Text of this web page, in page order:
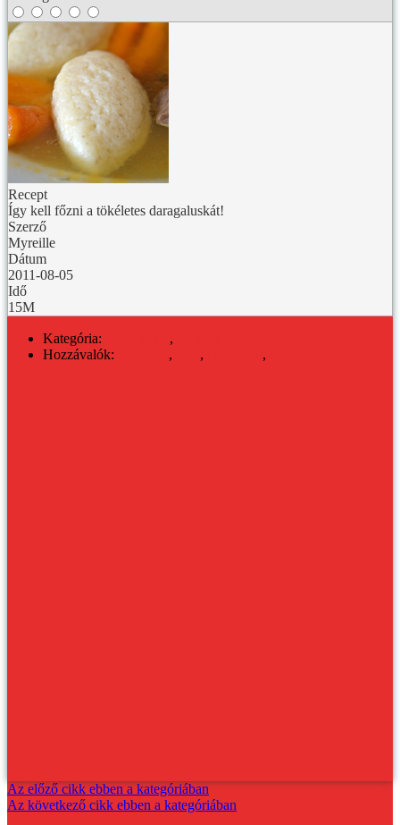
Recept
Így kell főzni a tökéletes daragaluskát!
Szerző
Myreille
Dátum
2011-08-05
Idő
15M
Kategória: ,
Hozzávalók:
, , ,
Az előző cikk ebben a kategóriában
Az következő cikk ebben a kategóriában